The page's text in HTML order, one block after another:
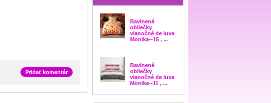
Bavlnené
obliečky
vianočné de luxe
Monika--15 , ...
Bavlnené
obliečky
vianočné de luxe
Monika--11 , ...
Pridať komentár